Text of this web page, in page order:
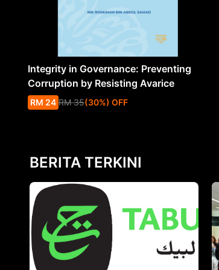
Integrity in Governance: Preventing
Corruption by Resisting Avarice
RM 24 RM 35(30%) OFF
BERITA TERKINI